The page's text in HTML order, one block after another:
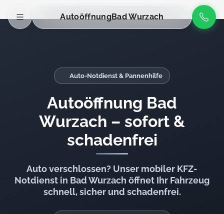
AutoöffnungBad Wurzach
Auto-Notdienst & Pannenhilfe
Autoöffnung Bad
Wurzach – sofort &
schadenfrei
Auto verschlossen? Unser mobiler KFZ-
Notdienst in Bad Wurzach öffnet Ihr Fahrzeug
schnell, sicher und schadenfrei.